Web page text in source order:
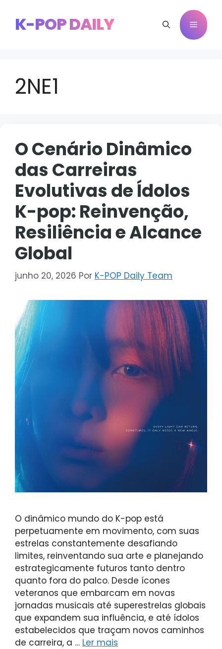
paraK-POP DAILY Menu
2NE1
O Cenário Dinâmico
das Carreiras
Evolutivas de Ídolos
K-pop: Reinvenção,
Resiliência e Alcance
Global
junho 20, 2026 Por K-POP Daily Team
O dinâmico mundo do K-pop está
perpetuamente em movimento, com suas
estrelas constantemente desafiando
limites, reinventando sua arte e planejando
estrategicamente futuros tanto dentro
quanto fora do palco. Desde ícones
veteranos que embarcam em novas
jornadas musicais até superestrelas globais
que expandem sua influência, e até ídolos
estabelecidos que traçam novos caminhos
de carreira, a … Ler mais